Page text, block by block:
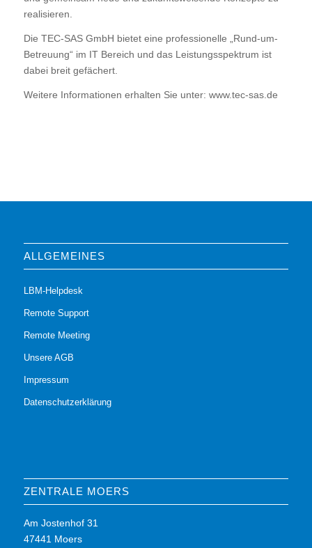
realisieren.
Die TEC-SAS GmbH bietet eine professionelle „Rund-um-
Betreuung“ im IT Bereich und das Leistungsspektrum ist
dabei breit gefächert.
Weitere Informationen erhalten Sie unter: www.tec-sas.de
ALLGEMEINES
LBM-Helpdesk
Remote Support
Remote Meeting
Unsere AGB
Impressum
Datenschutzerklärung
ZENTRALE MOERS
Am Jostenhof 31
47441 Moers